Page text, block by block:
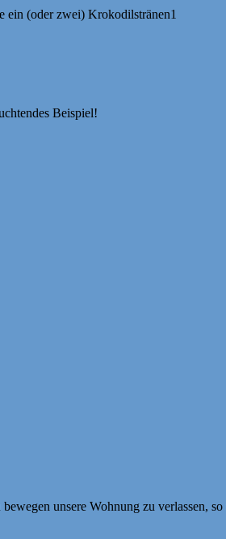
ein (oder zwei) Krokodilstränen1
Beispiel!
unsere Wohnung zu verlassen,